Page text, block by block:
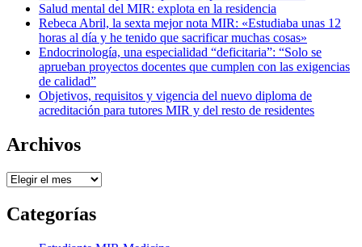
Salud mental del MIR: explota en la residencia
Rebeca Abril, la sexta mejor nota MIR: «Estudiaba unas 12
horas al día y he tenido que sacrificar muchas cosas»
Endocrinología, una especialidad “deficitaria”: “Solo se
aprueban proyectos docentes que cumplen con las exigencias
de calidad”
Objetivos, requisitos y vigencia del nuevo diploma de
acreditación para tutores MIR y del resto de residentes
Archivos
Archivos
Categorías